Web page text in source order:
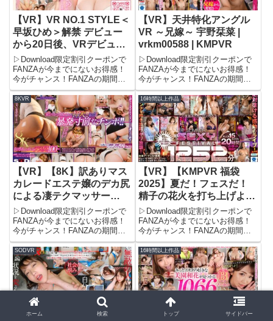
【VR】VR NO.1 STYLE＜
早坂ひめ＞解禁 デビュー
から20日後、VRデビュー
する人 噂のカウントダウ
ン美少女、早坂ひめを紹介
します。 | sivr00319 | S1
VR
▷Download限定割引クーポンで
FANZAが今までにないお得感！
今がチャンス！FANZAの期間限
定500円OFFクーポンで、フル動
画が驚きの価格に！期間限定セー
ル品もさらに割引され、タダ同然
でお得に見られる！この機会をお
見逃しなく！＼今...
【VR】天井特化アングル
VR ～兄嫁～ 宇野栞菜 |
vrkm00588 | KMPVR
▷Download限定割引クーポンで
FANZAが今までにないお得感！
今がチャンス！FANZAの期間限
定500円OFFクーポンで、フル動
画が驚きの価格に！期間限定セー
ル品もさらに割引され、タダ同然
でお得に見られる！この機会をお
見逃しなく！＼今...
8KVR
【VR】【8K】訳ありマス
カレードエステ嬢のデカ尻
による凄テクマッサー
ジ！！ギンギンに勃起した
チ●ポにマ●コをおしあて
て紙パン越し2cm挿入で誘
惑！！ | 13dsvr01636 |
SODVR
▷Download限定割引クーポンで
FANZAが今までにないお得感！
今がチャンス！FANZAの期間限
定500円OFFクーポンで、フル動
画が驚きの価格に！期間限定セー
ル品もさらに割引され、タダ同然
でお得に見られる！この機会をお
見逃しなく！＼今...
16時間以上作品
【VR】【KMPVR 福袋
2025】夏だ！フェスだ！
精子の花火を打ち上げよ
う！SUMMER「SEXY」
FESTIVAL ノーカット
1252分 | vrkm01640 |
KMPVR
▷Download限定割引クーポンで
FANZAが今までにないお得感！
今がチャンス！FANZAの期間限
定500円OFFクーポンで、フル動
画が驚きの価格に！期間限定セー
ル品もさらに割引され、タダ同然
でお得に見られる！この機会をお
見逃しなく！＼今...
SODVR 16時間以上作品
ホーム 検索 トップ サイドバー